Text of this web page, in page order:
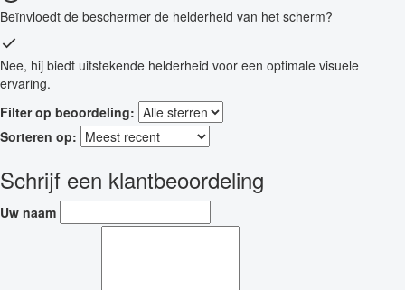
Beïnvloedt de beschermer de helderheid van het scherm?
Nee, hij biedt uitstekende helderheid voor een optimale visuele
ervaring.
Filter op beoordeling:
Sorteren op:
Schrijf een klantbeoordeling
Uw naam